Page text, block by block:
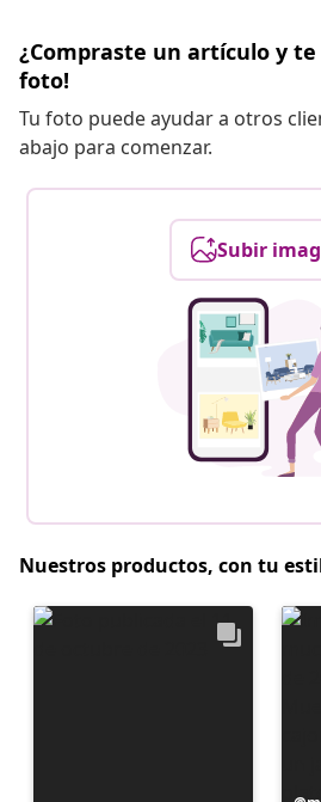
¿Compraste un artículo y te
foto!
Tu foto puede ayudar a otros
abajo para comenzar.
Subir
Nuestros productos, con tu